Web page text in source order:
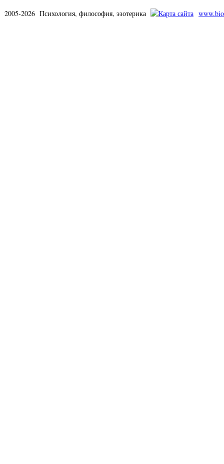
2005-2026 Психология, философия, эзотерика